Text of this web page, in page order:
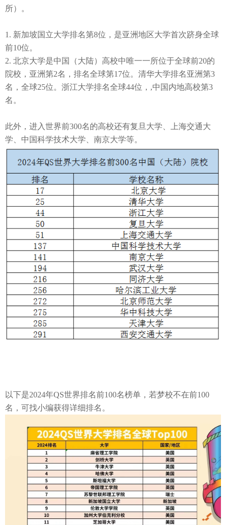
所）。
1. 新加坡国立大学排名第8位， 是亚洲地区大学首次跻身全球
前10位。
2. 北京大学是中国（大陆）高校中唯一一所位于全球前20的
院校， 亚洲第2名 ， 排名全球第17位。 清华大学排名亚洲第3
名 ， 全球25位。浙江大学排名全球44位， ,中国内地高校第3
名。
此外，进入世界前300名的高校还有复旦大学、上海交通大
学、中国科学技术大学、南京大学等。
以下是2024年QS世界排名前100名榜单，若梦校不在前100
名，可找小编获得详细排名。